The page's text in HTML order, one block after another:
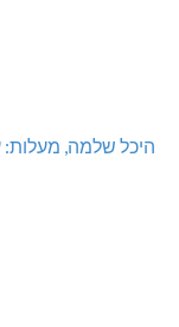
היכל שלמה, מעלות: עונת